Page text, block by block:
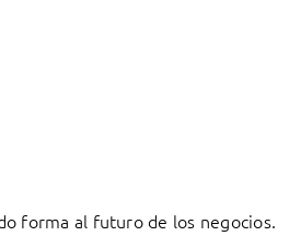
forma al futuro de los negocios.